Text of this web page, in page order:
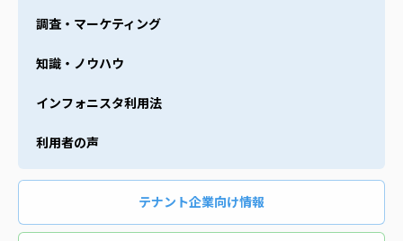
調査・マーケティング
知識・ノウハウ
インフォニスタ利用法
利用者の声
テナント企業向け情報